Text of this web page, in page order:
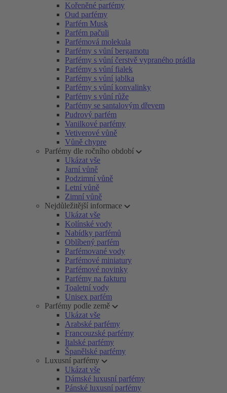
Kořeněné parfémy
Oud parfémy
Parfém Musk
Parfém pačuli
Parfémová molekula
Parfémy s vůní bergamotu
Parfémy s vůní čerstvě vypraného prádla
Parfémy s vůní fialek
Parfémy s vůní jablka
Parfémy s vůní konvalinky
Parfémy s vůní růže
Parfémy se santalovým dřevem
Pudrový parfém
Vanilkové parfémy
Vetiverové vůně
Vůně chypre
Parfémy dle ročního období
Ukázat vše
Jarní vůně
Podzimní vůně
Letní vůně
Zimní vůně
Nejdůležitější informace
Ukázat vše
Kolínské vody
Nabídky parfémů
Oblíbený parfém
Parfémované vody
Parfémové miniatury
Parfémové novinky
Parfémy na fakturu
Toaletní vody
Unisex parfém
Parfémy podle země
Ukázat vše
Arabské parfémy
Francouzské parfémy
Italské parfémy
Španělské parfémy
Luxusní parfémy
Ukázat vše
Dámské luxusní parfémy
Pánské luxusní parfémy